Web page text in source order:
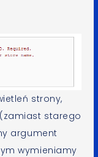
strony,
starego
argument
wymieniamy